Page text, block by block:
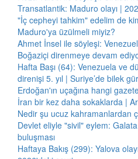
Transatlantik: Maduro olayı |
"İç cepheyi tahkim" edelim de
Maduro'ya üzülmeli miyiz?
Ahmet İnsel ile söyleşi:
Boğaziçi direnmeye devam
Hafta Başı (64): Venezuela ve
direnişi 5. yıl | Suriye’de bilek
Erdoğan'ın uçağına hangi
İran bir kez daha sokaklarda |
Nedir şu ucuz kahramanlardan
Devlet eliyle "sivil" eylem:
buluşması
Haftaya Bakış (299): Yalova